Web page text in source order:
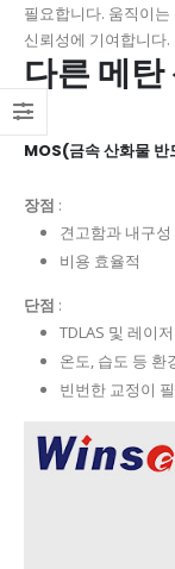
필요합니다. 움직이
신뢰성에 기여합니다.
다른 메
MOS(금속 산화물 반
장점 :
견고함과 내구성
비용 효율적
단점 :
TDLAS 및 레이
온도, 습도 등 환
빈번한 교정이